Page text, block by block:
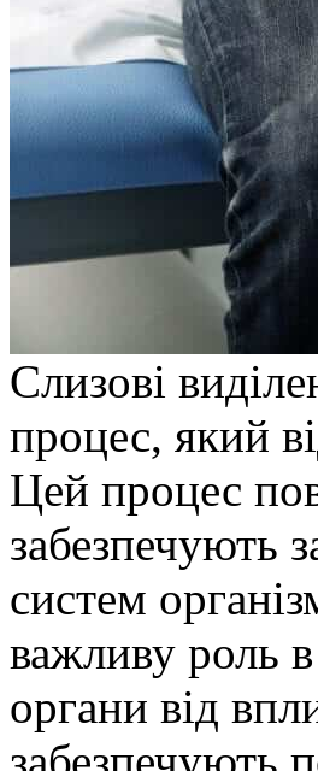
Слизoві
процес, який
Цей процес
забезпечують
систем
важливу роль
органи від
забезпечують